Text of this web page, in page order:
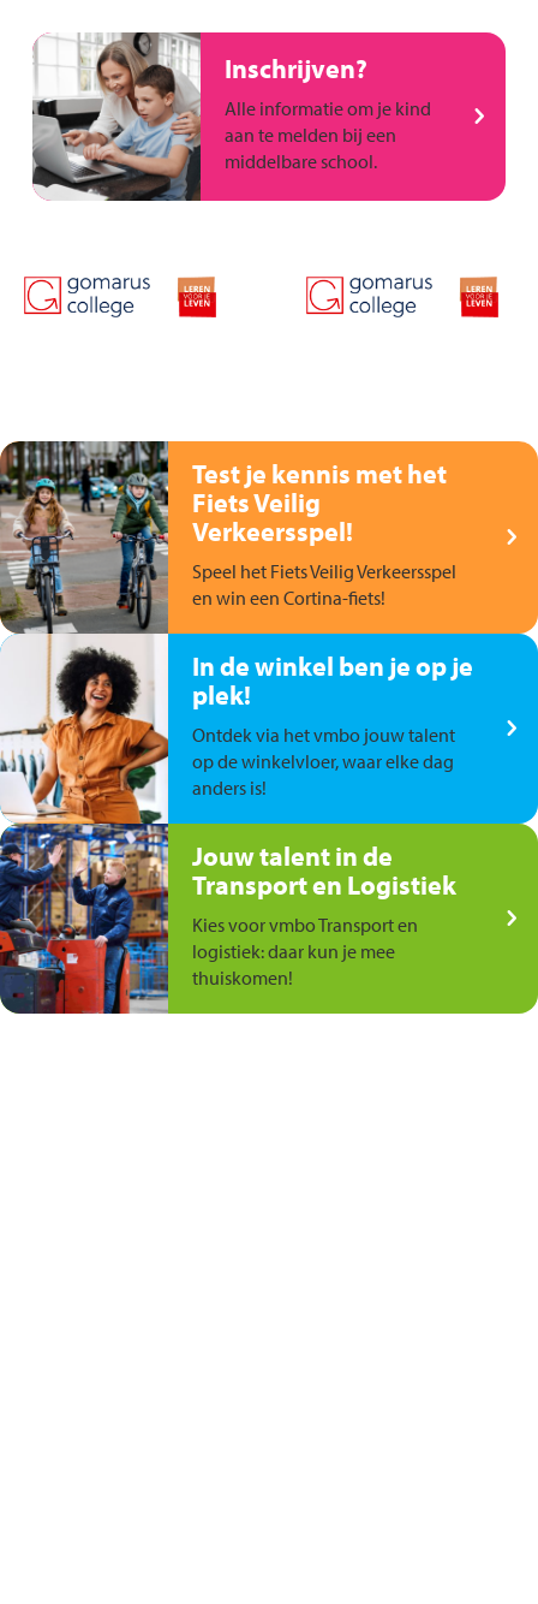
Inschrijven?
Alle informatie om je kind
aan te melden bij een
middelbare school.
Test je kennis met het
Fiets Veilig
Verkeersspel!
Speel het Fiets Veilig Verkeersspel
en win een Cortina-fiets!
In de winkel ben je op je
plek!
Ontdek via het vmbo jouw talent
op de winkelvloer, waar elke dag
anders is!
Jouw talent in de
Transport en Logistiek
Kies voor vmbo Transport en
logistiek: daar kun je mee
thuiskomen!